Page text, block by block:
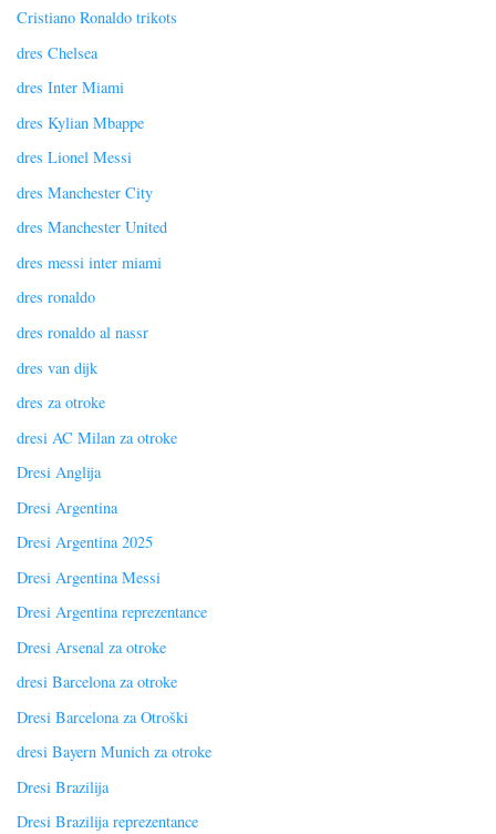
Cristiano Ronaldo trikots
dres Chelsea
dres Inter Miami
dres Kylian Mbappe
dres Lionel Messi
dres Manchester City
dres Manchester United
dres messi inter miami
dres ronaldo
dres ronaldo al nassr
dres van dijk
dres za otroke
dresi AC Milan za otroke
Dresi Anglija
Dresi Argentina
Dresi Argentina 2025
Dresi Argentina Messi
Dresi Argentina reprezentance
Dresi Arsenal za otroke
dresi Barcelona za otroke
Dresi Barcelona za Otroški
dresi Bayern Munich za otroke
Dresi Brazilija
Dresi Brazilija reprezentance